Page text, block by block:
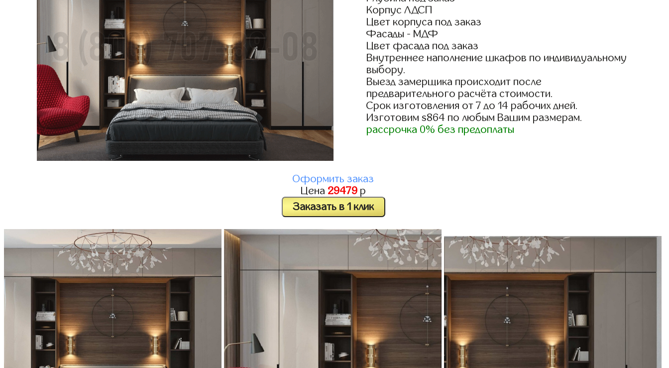
Корпус ЛДСП
Цвет корпуса под заказ
Фасады - МДФ
Цвет фасада под заказ
Внутреннее наполнение шкафов по индивидуальному
выбору.
Выезд замерщика происходит после
предварительного расчёта стоимости.
Срок изготовления от 7 до 14 рабочих дней.
Изготовим s864 по любым Вашим размерам.
рассрочка 0% без предоплаты
Оформить заказ
Цена 29479 р
Заказать в 1 клик